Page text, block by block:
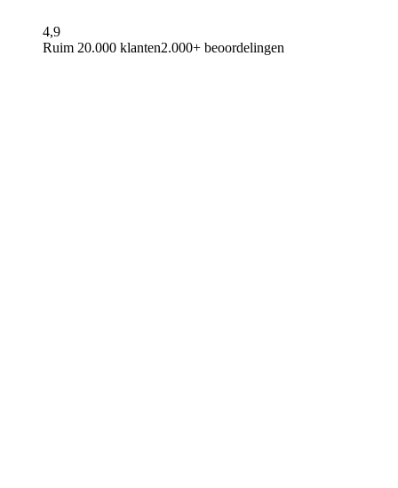
4,9
Ruim 20.000 klanten2.000+ beoordelingen